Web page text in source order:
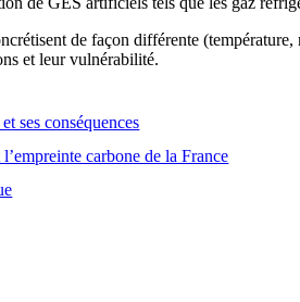
de façon différente
et leur vulnérabilité.
ses conséquences
carbone de la France